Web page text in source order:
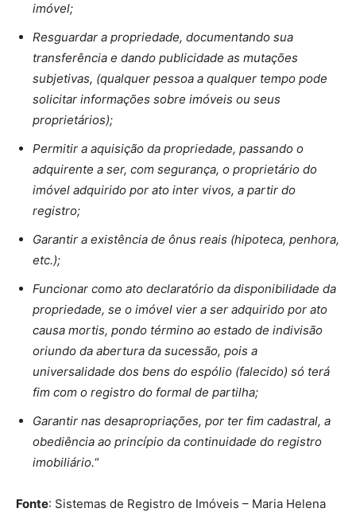
imóvel;
Resguardar a propriedade, documentando sua
transferência e dando publicidade as mutações
subjetivas, (qualquer pessoa a qualquer tempo pode
solicitar informações sobre imóveis ou seus
proprietários);
Permitir a aquisição da propriedade, passando o
adquirente a ser, com segurança, o proprietário do
imóvel adquirido por ato inter vivos, a partir do
registro;
Garantir a existência de ônus reais (hipoteca, penhora,
etc.);
Funcionar como ato declaratório da disponibilidade da
propriedade, se o imóvel vier a ser adquirido por ato
causa mortis, pondo término ao estado de indivisão
oriundo da abertura da sucessão, pois a
universalidade dos bens do espólio (falecido) só terá
fim com o registro do formal de partilha;
Garantir nas desapropriações, por ter fim cadastral, a
obediência ao princípio da continuidade do registro
imobiliário.“
Fonte: Sistemas de Registro de Imóveis – Maria Helena